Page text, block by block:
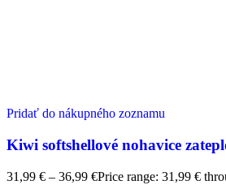
Pridať do nákupného zoznamu
Kiwi softshellové nohavice
31,99 € – 36,99 €Price range: 31,99 €